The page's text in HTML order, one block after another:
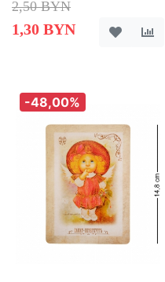
2,50 BYN
1,30 BYN
-48,00%